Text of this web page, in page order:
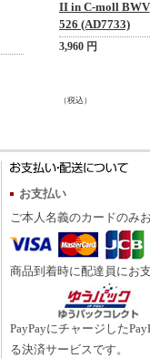
II in C-moll BWV
526 (AD7733)
3,960 円
（税込）
お支払い
ご本人名義のカードのみ
商品到着時に配達員にお
PayPayにチャージした
る決済サービスです。